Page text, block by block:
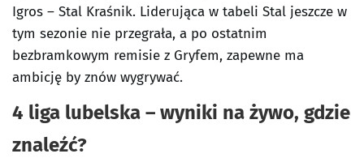
Igros – Stal Kraśnik. Liderująca w tabeli Stal jeszcze w
tym sezonie nie przegrała, a po ostatnim
bezbramkowym remisie z Gryfem, zapewne ma
ambicję by znów wygrywać.
4 liga lubelska – wyniki na żywo, gdzie
znaleźć?